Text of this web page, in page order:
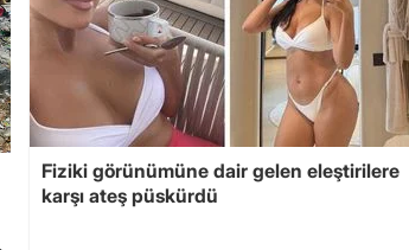
Fiziki görünümüne dair gelen eleştirilere
karşı ateş püskürdü